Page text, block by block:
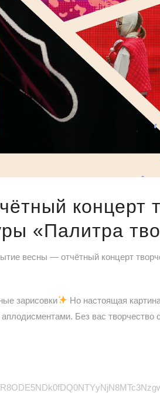
концерт
«Палитра
весны — отчётный концерт
зарисовки
Но настоящая
Без вас творчество